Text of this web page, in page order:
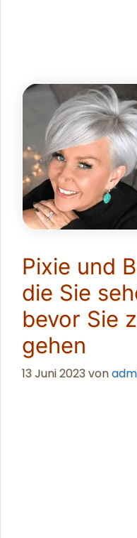
Pixie und
die Sie
bevor Sie
gehen
13 Juni 2023von